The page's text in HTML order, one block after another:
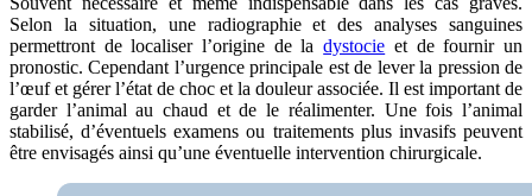
Selon la situation, une radiographie et des analyses sanguines
permettront de localiser l’origine de ladystocie et de fournir un
pronostic. Cependant l’urgence principale est de lever la pression de
l’œuf et gérer l’état de choc et la douleur associée. Il est important de
garder l’animal au chaud et de le réalimenter. Une fois l’animal
stabilisé, d’éventuels examens ou traitements plus invasifs peuvent
être envisagés ainsi qu’une éventuelle intervention chirurgicale.